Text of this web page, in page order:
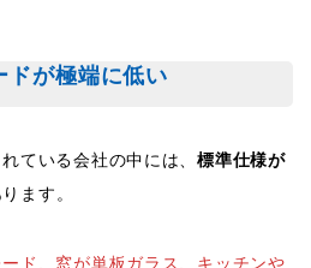
ドが極端に低い
ている会社の中には、標準仕様が
ます。
ド、窓が単板ガラス、キッチンや